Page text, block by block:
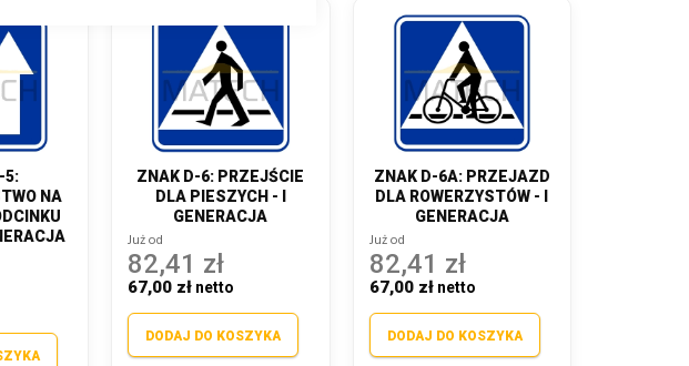
5:
NA
ZNAK D-6: PRZEJŚCIE
DLA PIESZYCH - I
GENERACJA
Już od
82,41 zł
67,00 zł
DODAJ DO KOSZYKA
ZNAK D-6A: PRZEJAZD
DLA ROWERZYSTÓW - I
GENERACJA
Już od
82,41 zł
67,00 zł
DODAJ DO KOSZYKA